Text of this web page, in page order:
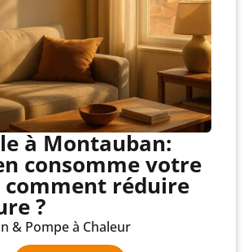
à Montauban:
consomme votre
réduire
?
& Pompe à Chaleur